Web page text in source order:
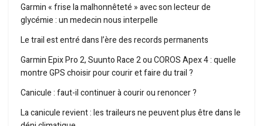
Garmin « frise la malhonnêteté » avec son lecteur de
glycémie : un medecin nous interpelle
Le trail est entré dans l’ère des records permanents
Garmin Epix Pro 2, Suunto Race 2 ou COROS Apex 4 : quelle
montre GPS choisir pour courir et faire du trail ?
Canicule : faut-il continuer à courir ou renoncer ?
La canicule revient : les traileurs ne peuvent plus être dans le